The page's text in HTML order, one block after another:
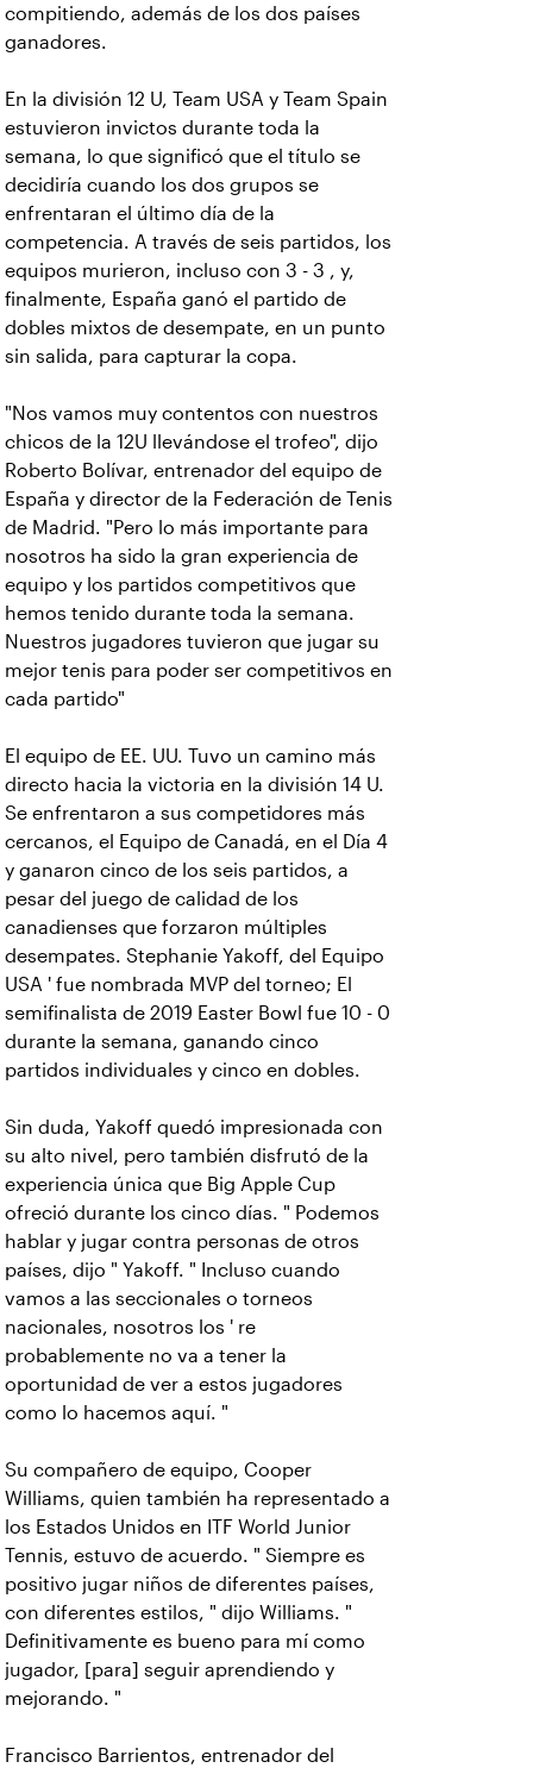
compitiendo, además de los dos países
ganadores.
En la división 12 U, Team USA y Team Spain
estuvieron invictos durante toda la
semana, lo que significó que el título se
decidiría cuando los dos grupos se
enfrentaran el último día de la
competencia. A través de seis partidos, los
equipos murieron, incluso con 3 - 3 , y,
finalmente, España ganó el partido de
dobles mixtos de desempate, en un punto
sin salida, para capturar la copa.
"Nos vamos muy contentos con nuestros
chicos de la 12U llevándose el trofeo", dijo
Roberto Bolívar, entrenador del equipo de
España y director de la Federación de Tenis
de Madrid. "Pero lo más importante para
nosotros ha sido la gran experiencia de
equipo y los partidos competitivos que
hemos tenido durante toda la semana.
Nuestros jugadores tuvieron que jugar su
mejor tenis para poder ser competitivos en
cada partido"
El equipo de EE. UU. Tuvo un camino más
directo hacia la victoria en la división 14 U.
Se enfrentaron a sus competidores más
cercanos, el Equipo de Canadá, en el Día 4
y ganaron cinco de los seis partidos, a
pesar del juego de calidad de los
canadienses que forzaron múltiples
desempates. Stephanie Yakoff, del Equipo
USA ' fue nombrada MVP del torneo; El
semifinalista de 2019 Easter Bowl fue 10 - 0
durante la semana, ganando cinco
partidos individuales y cinco en dobles.
Sin duda, Yakoff quedó impresionada con
su alto nivel, pero también disfrutó de la
experiencia única que Big Apple Cup
ofreció durante los cinco días. " Podemos
hablar y jugar contra personas de otros
países, dijo " Yakoff. " Incluso cuando
vamos a las seccionales o torneos
nacionales, nosotros los ' re
probablemente no va a tener la
oportunidad de ver a estos jugadores
como lo hacemos aquí. "
Su compañero de equipo, Cooper
Williams, quien también ha representado a
los Estados Unidos en ITF World Junior
Tennis, estuvo de acuerdo. " Siempre es
positivo jugar niños de diferentes países,
con diferentes estilos, " dijo Williams. "
Definitivamente es bueno para mí como
jugador, [para] seguir aprendiendo y
mejorando. "
Francisco Barrientos, entrenador del